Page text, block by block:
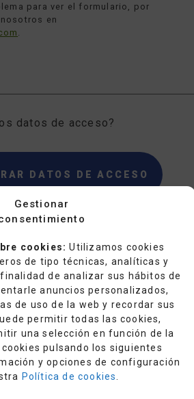
Gestionar
cookies: Utilizamos cookies
de tipo técnicas, analíticas y
de analizar sus hábitos de
anuncios personalizados,
de uso de la web y recordar sus
permitir todas las cookies,
una selección en función de la
pulsando los siguientes
y opciones de configuración
Política de cookies
para ver el formulario, por
en
.
datos de acceso?
DATOS DE ACCESO
formulario y el equipo de
en contacto con usted para
UNA DEMO